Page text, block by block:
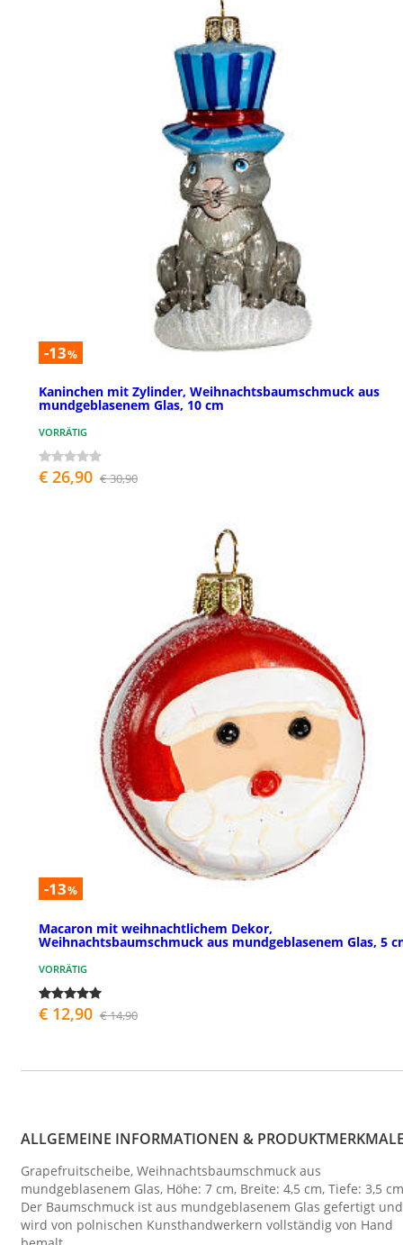
-13%
Kaninchen mit Zylinder, Weihnachtsbaumschmuck aus
mundgeblasenem Glas, 10 cm
VORRÄTIG
€ 26,90 € 30,90
-13%
Macaron mit weihnachtlichem Dekor,
Weihnachtsbaumschmuck aus mundgeblasenem Glas, 5
VORRÄTIG
€ 12,90 € 14,90
ALLGEMEINE INFORMATIONEN &
Grapefruitscheibe, Weihnachtsbaumschmuck aus
mundgeblasenem Glas, Höhe: 7 cm, Breite: 4,5 cm, Tiefe: 3,5
Der Baumschmuck ist aus mundgeblasenem Glas gefertigt und
wird von polnischen Kunsthandwerkern vollständig von Hand